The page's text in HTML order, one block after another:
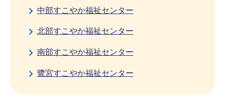
中部すこやか福祉センター
北部すこやか福祉センター
南部すこやか福祉センター
鷺宮すこやか福祉センター